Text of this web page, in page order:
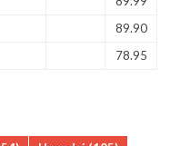
89.90
78.95